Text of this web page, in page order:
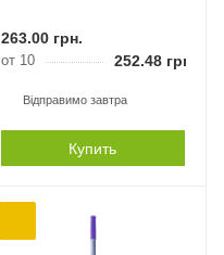
263.00грн.
от 10 252.48грн.
Відправимо завтра
Купить